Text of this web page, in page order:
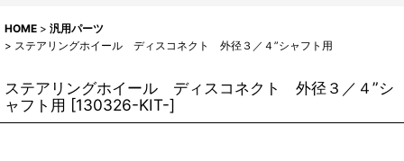
HOME > 汎用パーツ
> ステアリングホイール ディスコネクト 外径３／４”シャフト用
ステアリングホイール ディスコネクト 外径３／４”シ
ャフト用 [130326-KIT-]